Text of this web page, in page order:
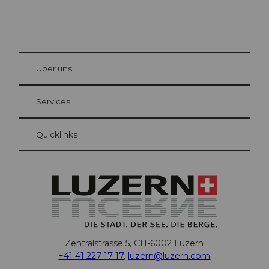
Gästekarte Luzern
Ihre Vorteile als Übernachtungsgast
at Bre
Über uns
Services
Quicklinks
Zentralstrasse 5, CH-6002 Luzern
+41 41 227 17 17, luzern@luzern.com